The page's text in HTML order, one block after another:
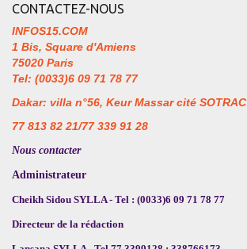
CONTACTEZ-NOUS
INFOS15.COM
1 Bis, Square d'Amiens
75020 Paris
Tel: (0033)6 09 71 78 77
Dakar: villa n°56, Keur Massar cité SOTRAC
77 813 82 21/77 339 91 28
Nous contacter
Administrateur
Cheikh Sidou SYLLA - Tel : (0033)6 09 71 78 77
Directeur de la rédaction